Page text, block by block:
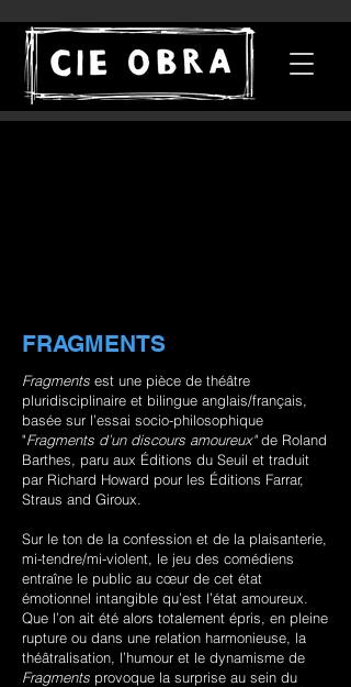
FRAGMENTS
Fragments est une pièce de théâtre
pluridisciplinaire et bilingue anglais/français,
basée sur l’essai socio-philosophique
"Fragments d’un discours amoureux"de Roland
Barthes, paru aux Éditions du Seuil et traduit
par Richard Howard pour les Éditions Farrar,
Straus and Giroux.
Sur le ton de la confession et de la plaisanterie,
mi-tendre/mi-violent, le jeu des comédiens
entraîne le public au cœur de cet état
émotionnel intangible qu’est l’état amoureux.
Que l’on ait été alors totalement épris, en pleine
rupture ou dans une relation harmonieuse, la
théâtralisation, l’humour et le dynamisme de
Fragments provoque la surprise au sein du